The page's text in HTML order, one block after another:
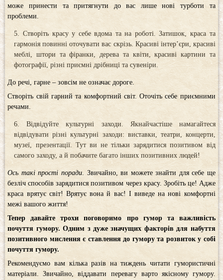
може принести та притягнути до вас лише нові турботи та
проблеми.
Створіть красу у себе вдома та на роботі. Затишок, краса та
гармонія повинні оточувати вас скрізь. Красиві інтер’єри, красиві
меблі, штори та фіранки, дерева та квіти, красиві картини та
фотографії, різні приємні дрібниці та сувеніри.
До речі, гарне – зовсім не означає дороге.
Створіть свій гарний та комфортний світ. Оточіть себе приємними
речами.
Відвідуйте культурні заходи. Якнайчастіше намагайтеся
відвідувати різні культурні заходи: виставки, театри, концерти,
музеї, презентації. Тут ви не тільки зарядитися позитивом від
самого заходу, а й побачите багато інших позитивних людей!
Ось такі прості поради. Звичайно, ви можете знайти для себе ще
безліч способів зарядитися позитивом через красу. Зробіть це! Адже
краса врятує світ! Врятує вона й вас! І виведе на нові комфортні
межі вашого життя!
Тепер давайте трохи поговоримо про гумор та важливість
почуття гумору. Одним з дуже значущих факторів для набуття
позитивного мислення є ставлення до гумору та розвиток у собі
почуття гумору.
Рекомендуємо вам кілька разів на тиждень читати гумористичні
матеріали. Звичайно, віддавати перевагу варто якісному гумору.